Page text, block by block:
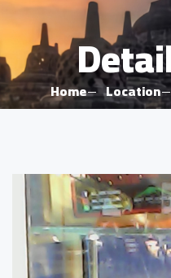
Home Location